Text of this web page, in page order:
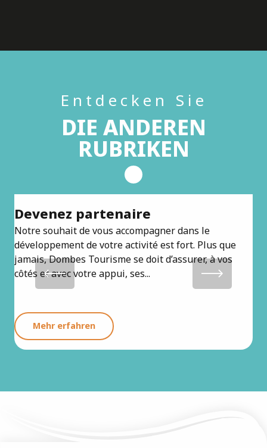
Entdecken Sie
DIE ANDEREN
RUBRIKEN
Devenez partenaire
Notre souhait de vous accompagner dans le
développement de votre activité est fort. Plus que
jamais, Dombes Tourisme se doit d’assurer, à vos
côtés et avec votre appui, ses...
Mehr erfahren